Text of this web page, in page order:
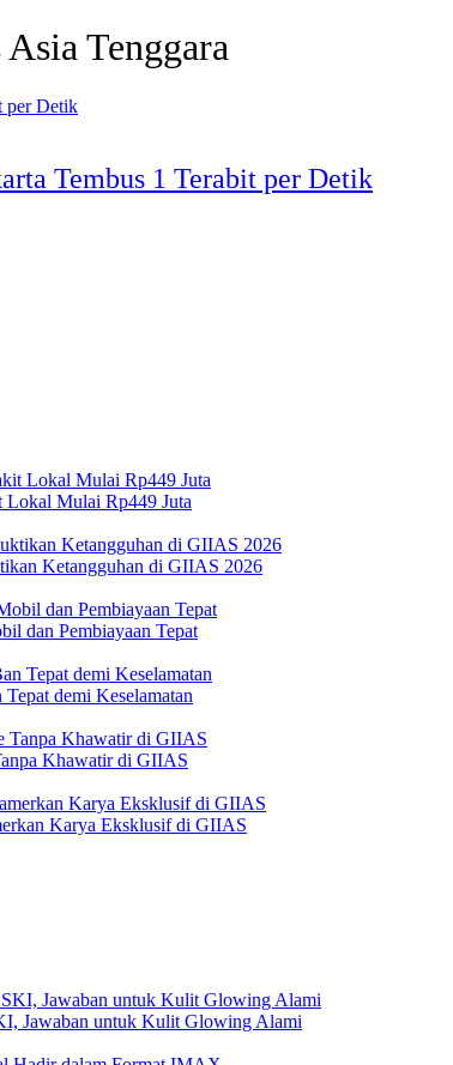
Tenggara
Tembus 1 Terabit per Detik
Mulai Rp449 Juta
Ketangguhan di GIIAS 2026
dan Pembiayaan Tepat
demi Keselamatan
Khawatir di GIIAS
Karya Eksklusif di GIIAS
Jawaban untuk Kulit Glowing Alami